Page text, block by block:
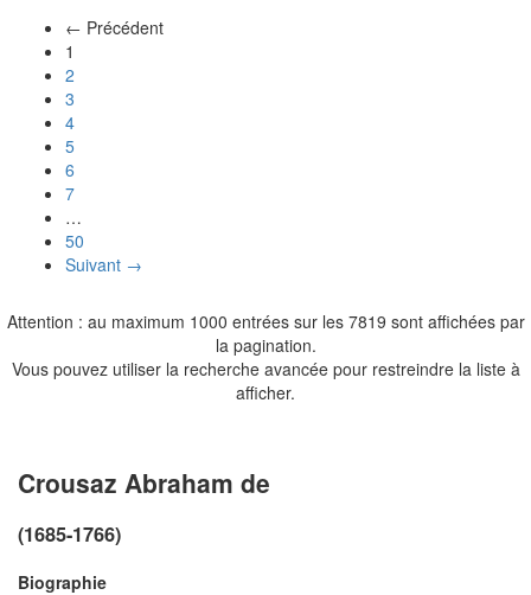
← Précédent
1
2
3
4
5
6
7
…
50
Suivant →
Attention : au maximum 1000 entrées sur les 7819 sont affichées par
la pagination.
Vous pouvez utiliser la recherche avancée pour restreindre la liste à
afficher.
Crousaz Abraham de
(1685-1766)
Biographie